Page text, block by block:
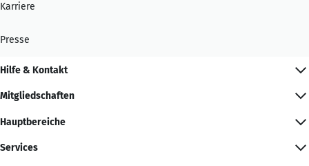
Karriere
Presse
Hilfe & Kontakt
Mitgliedschaften
Hauptbereiche
Services